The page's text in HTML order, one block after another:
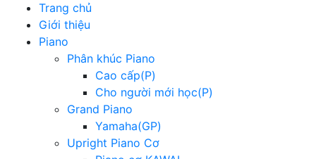
Trang chủ
Giới thiệu
Piano
Phân khúc Piano
Cao cấp(P)
Cho người mới học(P)
Grand Piano
Yamaha(GP)
Upright Piano Cơ